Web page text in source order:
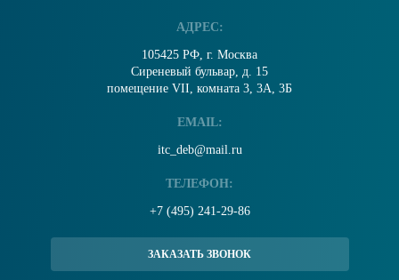
АДРЕС:
105425 РФ, г. Москва
Сиреневый бульвар, д. 15
помещение VII, комната 3, 3А, 3Б
EMAIL:
itc_deb@mail.ru
ТЕЛЕФОН:
+7 (495) 241-29-86
ЗАКАЗАТЬ ЗВОНОК